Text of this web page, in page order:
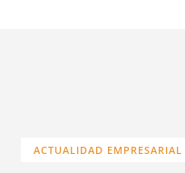
ACTUALIDAD EMPRESARIAL